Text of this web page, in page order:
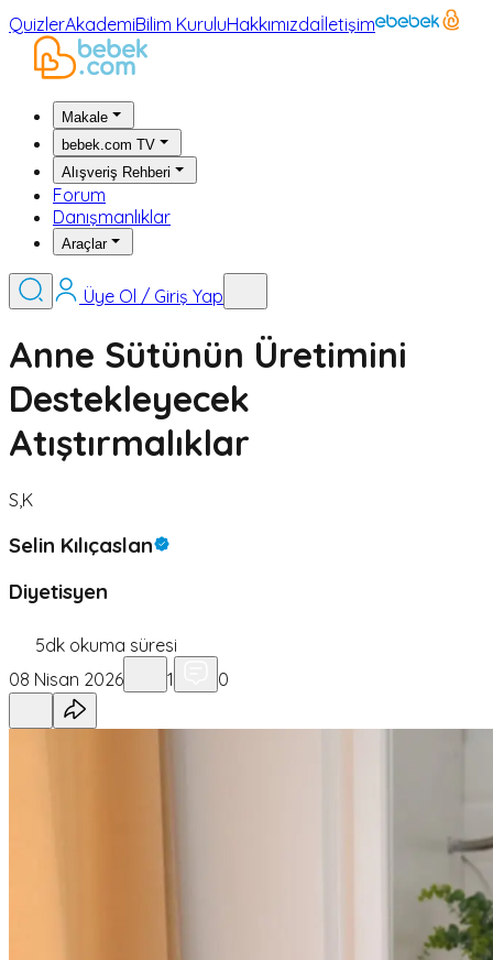
QuizlerAkademiBilim KuruluHakkımızdaİletişim
Makale
bebek.com TV
Alışveriş Rehberi
Forum
Danışmanlıklar
Araçlar
Üye Ol / Giriş Yap
Anne Sütünün Üretimini
Destekleyecek
Atıştırmalıklar
S,K
Selin Kılıçaslan
Diyetisyen
5dk okuma süresi
08 Nisan 2026
1 0